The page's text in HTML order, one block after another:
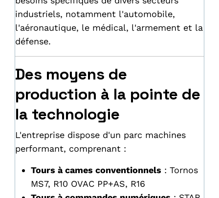
industriels, notamment l'automobile,
l'aéronautique, le médical, l'armement et la
défense.
Des moyens de
production à la pointe de
la technologie
L'entreprise dispose d'un parc machines
performant, comprenant :
Tours à cames conventionnels : Tornos
MS7, R10 OVAC PP+AS, R16